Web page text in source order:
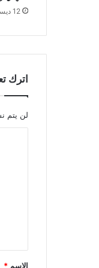
12 ديسمبر، 2025
اترك
لن يتم
*
الاسم *